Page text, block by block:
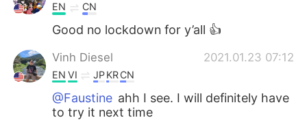
EN CN
Good no lockdown for y’all 👍
Vinh Diesel 2021.01.23 07:12
EN VI JPKRCN
@Faustine ahh I see. I will definitely have
to try it next time